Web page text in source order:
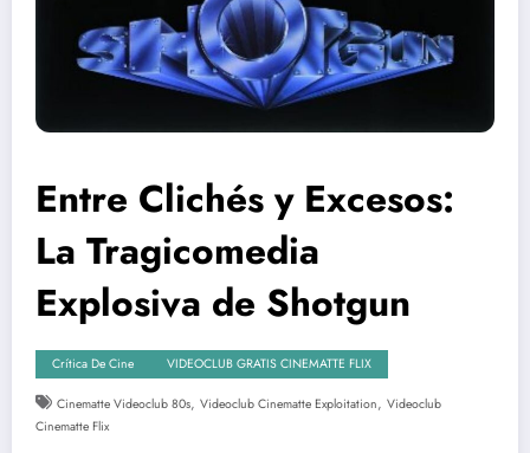
Entre Clichés y Excesos:
La Tragicomedia
Explosiva de Shotgun
Crítica De Cine VIDEOCLUB GRATIS CINEMATTE FLIX
Cinematte Videoclub 80s, Videoclub Cinematte Exploitation, Videoclub
Cinematte Flix